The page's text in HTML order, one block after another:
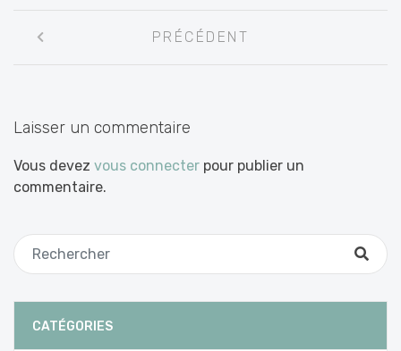
entre
PRÉCÉDENT
Laisser un commentaire
Vous devez vous connecter pour publier un
commentaire.
CATÉGORIES